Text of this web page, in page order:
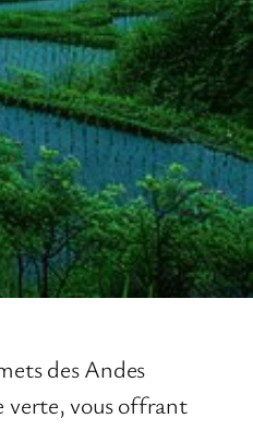
des Andes
verte, vous offrant